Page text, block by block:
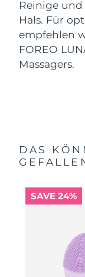
Reinige
Hals. Für
empfehlen
FOREO
Massagers.
DAS
SAVE 24%